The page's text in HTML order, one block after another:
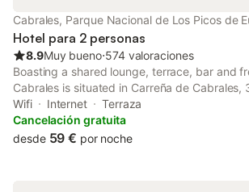
Cabrales, Parque Nacional de Los Picos de
Hotel para 2 personas
8.9Muy bueno⋅574 valoraciones
Boasting a shared lounge, terrace, bar and
Cabrales is situated in Carreña de Cabrales,
Lakes of Covadonga and 10 km from Cares
Wifi Internet
Terraza
Cancelación gratuita
desde 59 € por noche